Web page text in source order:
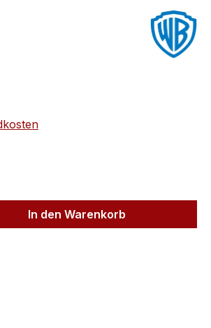
gewünschten Wert
In den Warenkorb